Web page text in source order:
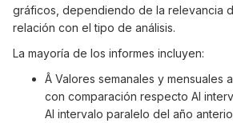
gráficos, dependiendo de la relevancia
relación con el tipo de análisis.
La mayoría de los informes incluyen:
Â Valores semanales y mensuales
con comparación respecto AI
AI intervalo paralelo del año